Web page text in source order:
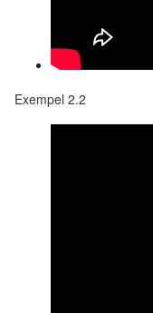
Exempel 2.2